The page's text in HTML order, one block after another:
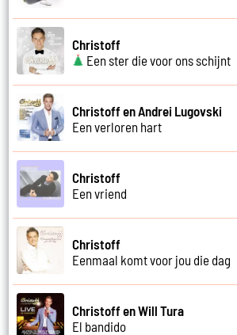
Christoff
Een ster die voor ons schijnt
Christoff en Andrei Lugovski
Een verloren hart
Christoff
Een vriend
Christoff
Eenmaal komt voor jou die dag
Christoff en Will Tura
El bandido